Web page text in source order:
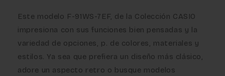
Este modelo F-91WS-7EF, de la Colección CASIO
impresiona con sus funciones bien pensadas y la
variedad de opciones, p. de colores, materiales y
estilos. Ya sea que prefiera un diseño más clásico,
adore un aspecto retro o busque modelos